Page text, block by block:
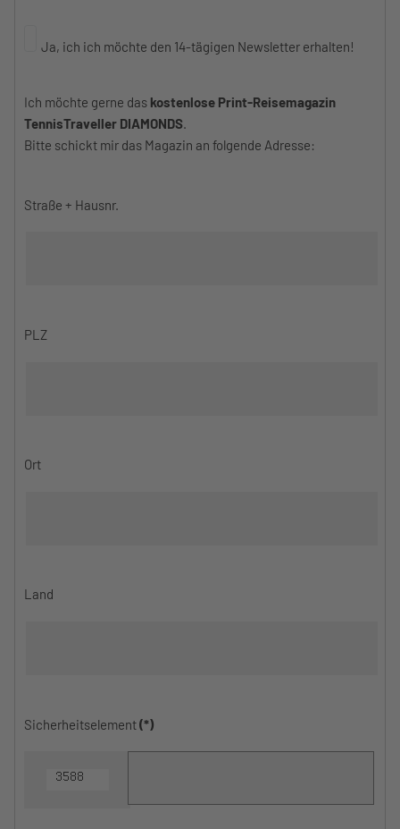
Ja, ich ich möchte den 14-tägigen Newsletter erhalten!
Ich möchte gerne das kostenlose Print-Reisemagazin
TennisTraveller DIAMONDS.
Bitte schickt mir das Magazin an folgende Adresse:
Straße + Hausnr.
PLZ
Ort
Land
Sicherheitselement(*)